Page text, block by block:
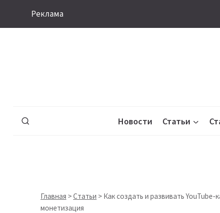
Реклама
Новости Статьи
Главная >Статьи > Как создать и развивать
монетизация